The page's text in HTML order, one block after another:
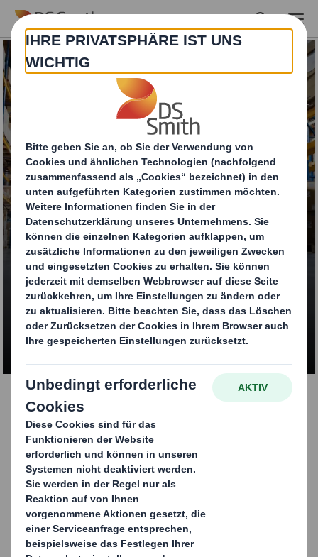
Skip to main content
Export-
Palettenboxen
MEHR ERFAHREN
Export-Palettenboxen
Unsere dreiwelligen Palettenboxen bieten eine
kostengünstige Verpackungsoption als Alternative zum
Versand Ihrer Produkte in Weich- oder Sperrholzboxen.
Ermöglicht Versandkosteneinsparungen durch